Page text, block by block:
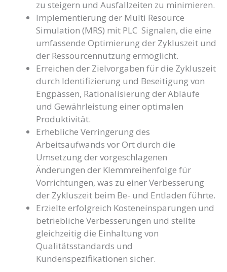
zu steigern und Ausfallzeiten zu minimieren.
Implementierung der Multi Resource
Simulation (MRS) mit PLC Signalen, die eine
umfassende Optimierung der Zykluszeit und
der Ressourcennutzung ermöglicht.
Erreichen der Zielvorgaben für die Zykluszeit
durch Identifizierung und Beseitigung von
Engpässen, Rationalisierung der Abläufe
und Gewährleistung einer optimalen
Produktivität.
Erhebliche Verringerung des
Arbeitsaufwands vor Ort durch die
Umsetzung der vorgeschlagenen
Änderungen der Klemmreihenfolge für
Vorrichtungen, was zu einer Verbesserung
der Zykluszeit beim Be- und Entladen führte.
Erzielte erfolgreich Kosteneinsparungen und
betriebliche Verbesserungen und stellte
gleichzeitig die Einhaltung von
Qualitätsstandards und
Kundenspezifikationen sicher.